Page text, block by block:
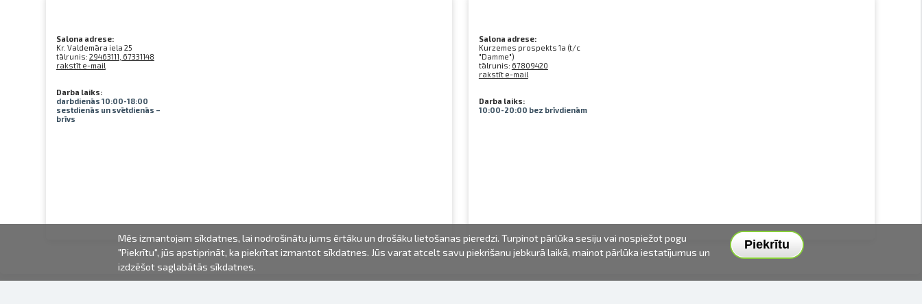
Salona adrese:
Kr. Valdemāra iela 25
tālrunis: 29463111, 67331148
rakstīt e-mail
Darba laiks:
darbdienās 10:00-18:00
sestdienās un svētdienās –
brīvs
Salona adrese:
Kurzemes prospekts 1a (t/c
"Damme")
tālrunis: 67809420
rakstīt e-mail
Darba laiks:
10:00-20:00 bez brīvdienām
Piekrītu
Mēs izmantojam sīkdatnes, lai nodrošinātu jums ērtāku un drošāku lietošanas pieredzi. Turpinot pārlūka sesiju vai nospiežot pogu
"Piekrītu", jūs apstiprināt, ka piekrītat izmantot sīkdatnes. Jūs varat atcelt savu piekrišanu jebkurā laikā, mainot pārlūka iestatījumus un
izdzēšot saglabātās sīkdatnes.